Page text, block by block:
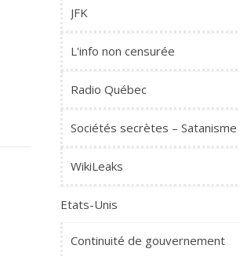
JFK
L'info non censurée
Radio Québec
Sociétés secrètes – Satanisme
WikiLeaks
Etats-Unis
Continuité de gouvernement